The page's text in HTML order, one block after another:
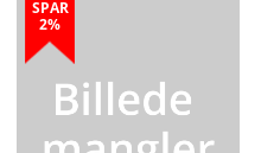
SPAR
2%